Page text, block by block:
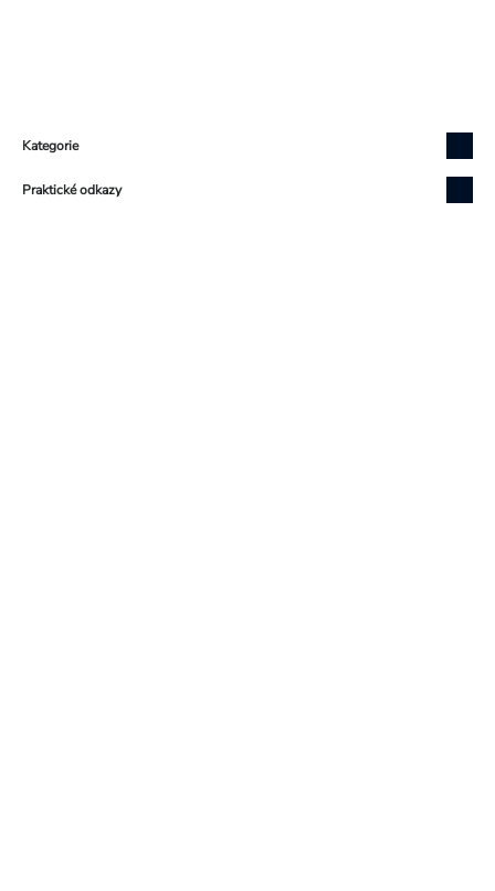
Kategorie
Praktické odkazy